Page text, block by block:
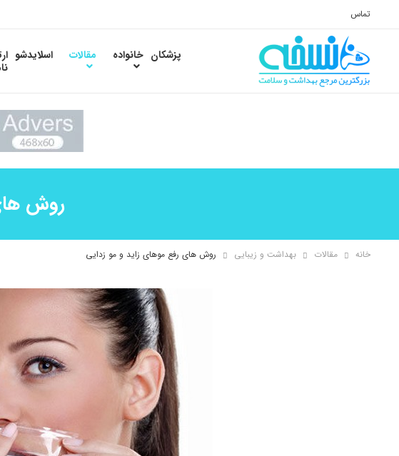
تماس
پزشکان خانواده مقالات اسلایدشو
روش
خانه مقالات بهداشت و زیبایی روش های رفع موهای زاید و مو زدایی